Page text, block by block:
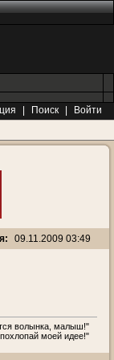
Поиск
Войти
09.11.2009 03:49
волынка, малыш!"
моей идее!"